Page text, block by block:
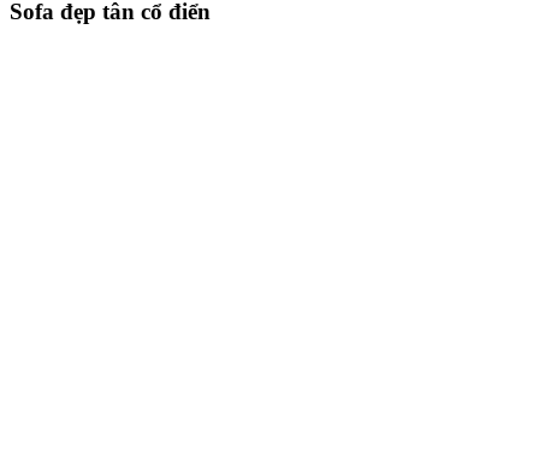
Sofa đẹp tân cổ điển